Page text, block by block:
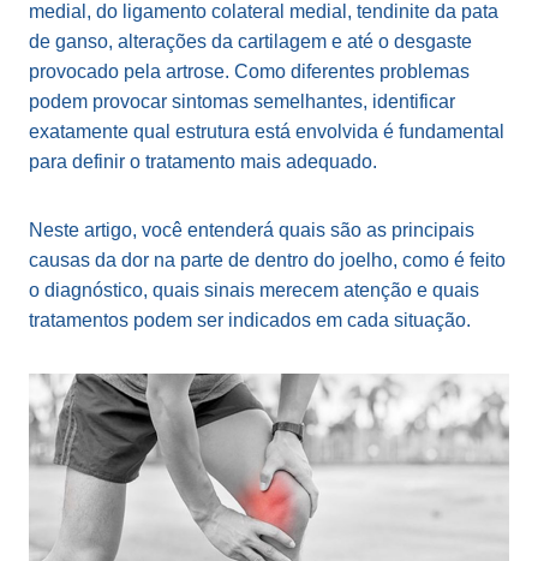
medial, do ligamento colateral medial, tendinite da pata
de ganso, alterações da cartilagem e até o desgaste
provocado pela artrose. Como diferentes problemas
podem provocar sintomas semelhantes, identificar
exatamente qual estrutura está envolvida é fundamental
para definir o tratamento mais adequado.
Neste artigo, você entenderá quais são as principais
causas da dor na parte de dentro do joelho, como é feito
o diagnóstico, quais sinais merecem atenção e quais
tratamentos podem ser indicados em cada situação.